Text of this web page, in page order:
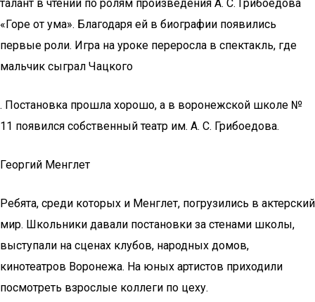
талант в чтении по ролям произведения А. С. Грибоедова
«Горе от ума». Благодаря ей в биографии появились
первые роли. Игра на уроке переросла в спектакль, где
мальчик сыграл Чацкого
. Постановка прошла хорошо, а в воронежской школе №
11 появился собственный театр им. А. С. Грибоедова.
Георгий Менглет
Ребята, среди которых и Менглет, погрузились в актерский
мир. Школьники давали постановки за стенами школы,
выступали на сценах клубов, народных домов,
кинотеатров Воронежа. На юных артистов приходили
посмотреть взрослые коллеги по цеху.